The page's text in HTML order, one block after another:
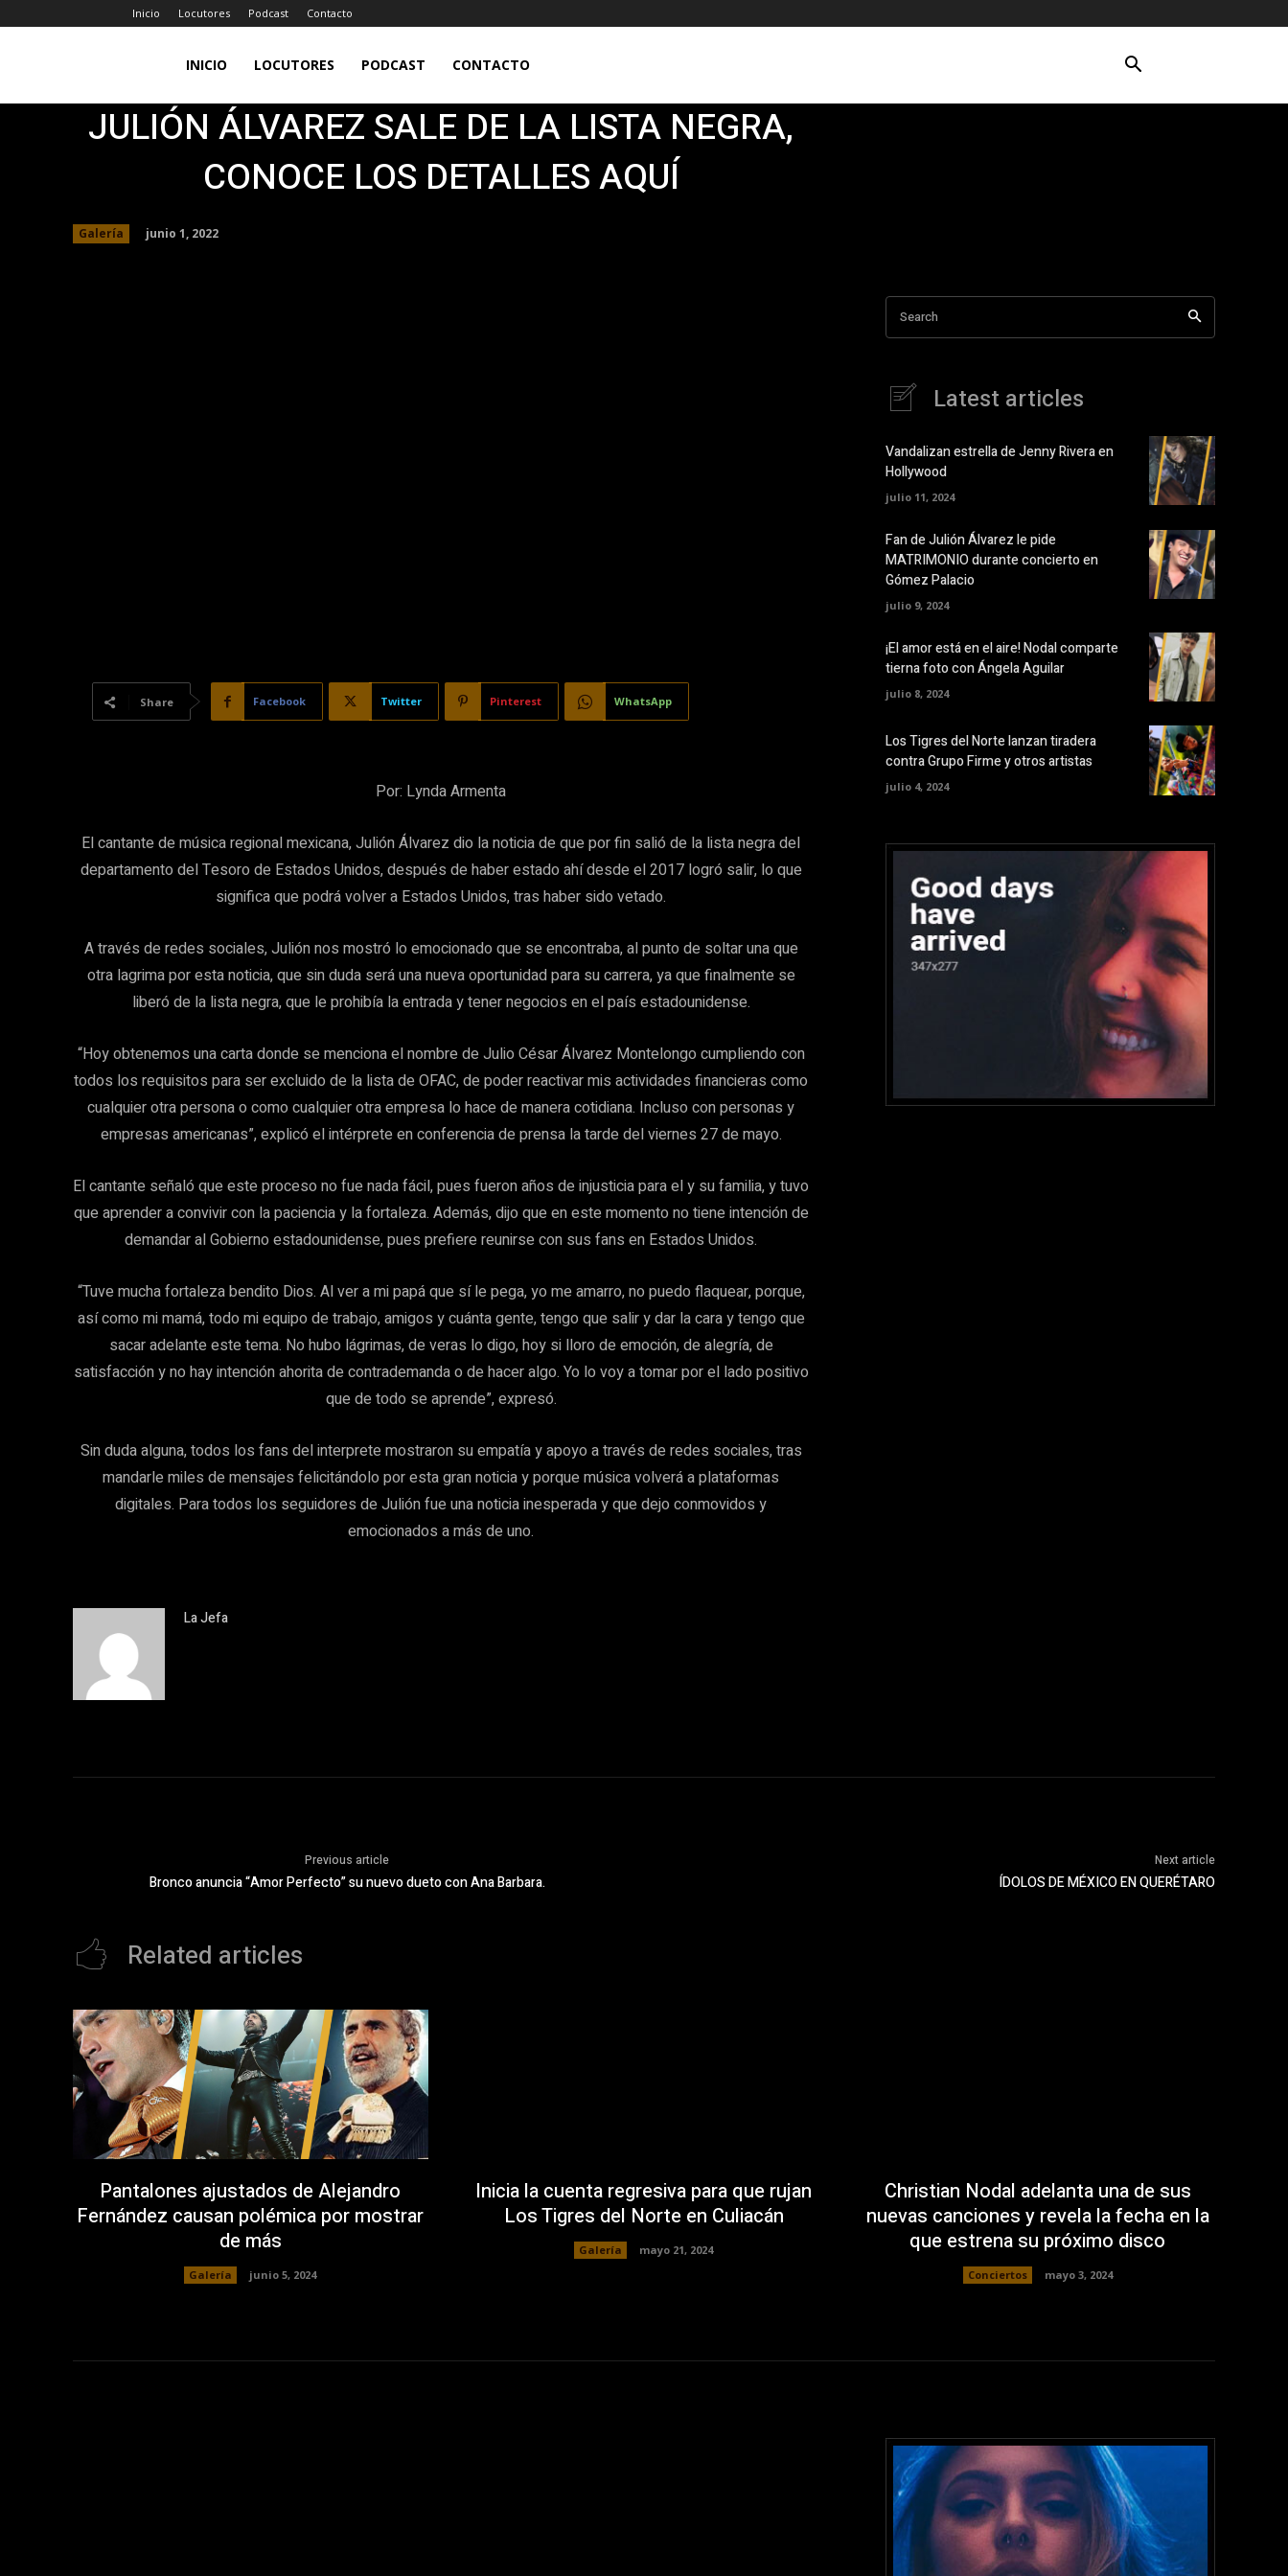
Inicio Locutores Podcast Contacto
JEFA
INICIO LOCUTORES PODCAST CONTACTO
JULIÓN ÁLVAREZ SALE DE LA LISTA NEGRA,
CONOCE LOS DETALLES AQUÍ
Galería junio 1, 2022
Share Facebook Twitter Pinterest WhatsApp
Por: Lynda Armenta
El cantante de música regional mexicana, Julión Álvarez dio la noticia de que por fin salió de la lista negra del
departamento del Tesoro de Estados Unidos, después de haber estado ahí desde el 2017 logró salir, lo que
significa que podrá volver a Estados Unidos, tras haber sido vetado.
A través de redes sociales, Julión nos mostró lo emocionado que se encontraba, al punto de soltar una que
otra lagrima por esta noticia, que sin duda será una nueva oportunidad para su carrera, ya que finalmente se
liberó de la lista negra, que le prohibía la entrada y tener negocios en el país estadounidense.
“Hoy obtenemos una carta donde se menciona el nombre de Julio César Álvarez Montelongo cumpliendo con
todos los requisitos para ser excluido de la lista de OFAC, de poder reactivar mis actividades financieras como
cualquier otra persona o como cualquier otra empresa lo hace de manera cotidiana. Incluso con personas y
empresas americanas”, explicó el intérprete en conferencia de prensa la tarde del viernes 27 de mayo.
El cantante señaló que este proceso no fue nada fácil, pues fueron años de injusticia para el y su familia, y tuvo
que aprender a convivir con la paciencia y la fortaleza. Además, dijo que en este momento no tiene intención de
demandar al Gobierno estadounidense, pues prefiere reunirse con sus fans en Estados Unidos.
“Tuve mucha fortaleza bendito Dios. Al ver a mi papá que sí le pega, yo me amarro, no puedo flaquear, porque,
así como mi mamá, todo mi equipo de trabajo, amigos y cuánta gente, tengo que salir y dar la cara y tengo que
sacar adelante este tema. No hubo lágrimas, de veras lo digo, hoy si lloro de emoción, de alegría, de
satisfacción y no hay intención ahorita de contrademanda o de hacer algo. Yo lo voy a tomar por el lado positivo
que de todo se aprende”, expresó.
Sin duda alguna, todos los fans del interprete mostraron su empatía y apoyo a través de redes sociales, tras
mandarle miles de mensajes felicitándolo por esta gran noticia y porque música volverá a plataformas
digitales. Para todos los seguidores de Julión fue una noticia inesperada y que dejo conmovidos y
emocionados a más de uno.
La Jefa
Search
Latest articles
Vandalizan estrella de Jenny Rivera en
Hollywood
julio 11, 2024
Fan de Julión Álvarez le pide
MATRIMONIO durante concierto en
Gómez Palacio
julio 9, 2024
¡El amor está en el aire! Nodal comparte
tierna foto con Ángela Aguilar
julio 8, 2024
Los Tigres del Norte lanzan tiradera
contra Grupo Firme y otros artistas
julio 4, 2024
Previous article
Bronco anuncia “Amor Perfecto” su nuevo dueto con Ana Barbara.
Next article
ÍDOLOS DE MÉXICO EN QUERÉTARO
Related articles
Pantalones ajustados de Alejandro
Fernández causan polémica por mostrar
de más
Galería junio 5, 2024
Inicia la cuenta regresiva para que rujan
Los Tigres del Norte en Culiacán
Galería mayo 21, 2024
Christian Nodal adelanta una de sus
nuevas canciones y revela la fecha en la
que estrena su próximo disco
Conciertos mayo 3, 2024